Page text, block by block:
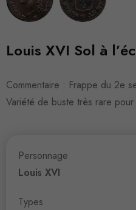
Louis XVI Sol à
Commentaire : Frappe du 2e
Variété de buste très rare
Personnage
Louis XVI
Types